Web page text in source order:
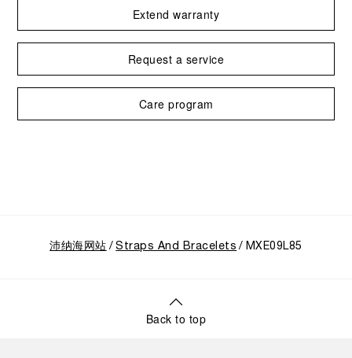
Extend warranty
Request a service
Care program
沛纳海网站 Straps And Bracelets MXE09L85
Back to top